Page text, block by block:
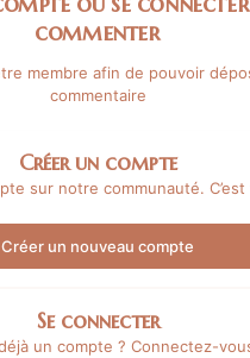
commenter
membre afin de pouvoir
commentaire
Créer un compte
sur notre communauté. C’est
Créer un nouveau compte
Se connecter
un compte ? Connectez-